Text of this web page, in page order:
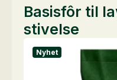
Basisfôr til
stivelse
Nyhet